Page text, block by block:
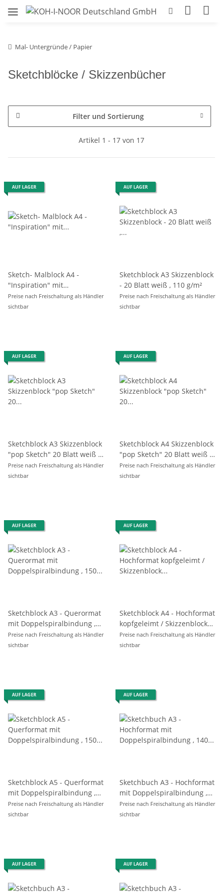
Mal- Untergründe / Papier
Sketchblöcke / Skizzenbücher
Filter und Sortierung
Artikel 1 - 17 von 17
AUF LAGER
Sketch- Malblock A4 -
"Inspiration" mit
vorgedruckten Motiven,20
Blatt -110 g/m²
Preise nach Freischaltung als Händler
sichtbar
AUF LAGER
Sketchblock A3 Skizzenblock
- 20 Blatt weiß , 110 g/m²
Preise nach Freischaltung als Händler
sichtbar
AUF LAGER
Sketchblock A3 Skizzenblock
"pop Sketch" 20 Blatt weiß ,
110 g/m²
Preise nach Freischaltung als Händler
sichtbar
AUF LAGER
Sketchblock A4 Skizzenblock
"pop Sketch" 20 Blatt weiß ,
110 g/m²
Preise nach Freischaltung als Händler
sichtbar
AUF LAGER
Sketchblock A3 - Querormat
mit Doppelspiralbindung ,
150 g/m² - 30 Blatt
Preise nach Freischaltung als Händler
sichtbar
AUF LAGER
Sketchblock A4 - Hochformat
kopfgeleimt / Skizzenblock
für alle Markerarten , 110
Preise nach Freischaltung als Händler
sichtbar
AUF LAGER
Sketchblock A5 - Querformat
mit Doppelspiralbindung ,
150 g/m²
Preise nach Freischaltung als Händler
sichtbar
AUF LAGER
Sketchbuch A3 - Hochformat
mit Doppelspiralbindung ,
140 g/m² - 60 Blatt
Preise nach Freischaltung als Händler
sichtbar
AUF LAGER AUF LAGER